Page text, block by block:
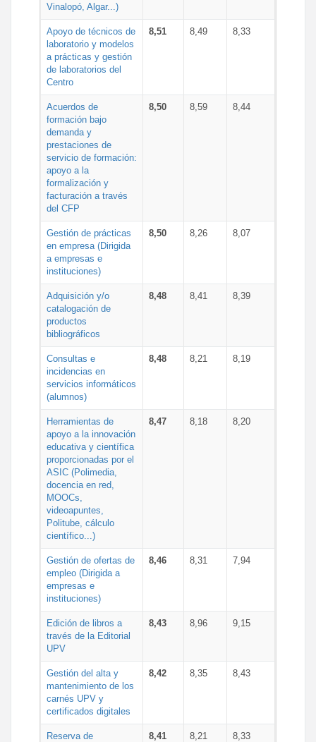
Vinalopó, Algar...)
Apoyo de técnicos de
laboratorio y modelos
a prácticas y gestión
de laboratorios del
Centro
8,51 8,49 8,33
Acuerdos de
formación bajo
demanda y
prestaciones de
servicio de formación:
apoyo a la
formalización y
facturación a través
del CFP
8,50 8,59 8,44
Gestión de prácticas
en empresa (Dirigida
a empresas e
instituciones)
8,50 8,26 8,07
Adquisición y/o
catalogación de
productos
bibliográficos
8,48 8,41 8,39
Consultas e
incidencias en
servicios informáticos
(alumnos)
8,48 8,21 8,19
Herramientas de
apoyo a la innovación
educativa y científica
proporcionadas por el
ASIC (Polimedia,
docencia en red,
MOOCs,
videoapuntes,
Politube, cálculo
científico...)
8,47 8,18 8,20
Gestión de ofertas de
empleo (Dirigida a
empresas e
instituciones)
8,46 8,31 7,94
Edición de libros a
través de la Editorial
UPV
8,43 8,96 9,15
Gestión del alta y
mantenimiento de los
carnés UPV y
certificados digitales
8,42 8,35 8,43
Reserva de
8,41 8,21 8,33